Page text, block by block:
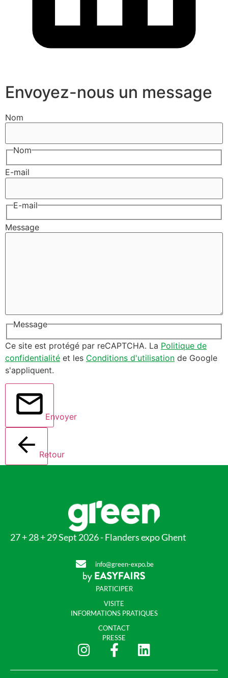
Envoyez-nous un message
Nom
Nom
E-mail
E-mail
Message
Message
Ce site est protégé par reCAPTCHA. La Politique de
confidentialité et les Conditions d'utilisation de Google
s'appliquent.
Envoyer
Retour
27 + 28 + 29 Sept 2026 - Flanders expo Ghent
info@green-expo.be
PARTICIPER
VISITE
INFORMATIONS PRATIQUES
CONTACT
PRESSE